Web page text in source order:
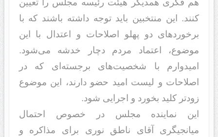
هم فکری همدیگر هیئت رئیسه مجلس را تعیین
کنند. این منتخبین باید توجه داشته باشند که با
برخوردهای دو پهلو اصلاحات و اعتدال با این
موضوع، اعتماد مردم دچار خدشه می‌شود.
امیدوارم با شخصیت‌های برجسته‌ای که در
اصلاحات و لیست امید حضو دارند، این موضوع
زودتر کلید بخورد و اجرایی شود.
این نماینده مجلس در خصوص احتمال
میانجیگری آقای ناطق نوری برای مذاکره و